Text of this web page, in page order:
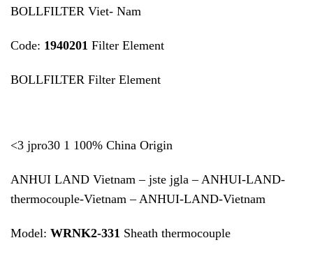
BOLLFILTER Viet- Nam
Code: 1940201 Filter Element
BOLLFILTER Filter Element
<3 jpro30 1 100% China Origin
ANHUI LAND Vietnam – jste jgla – ANHUI-LAND-
thermocouple-Vietnam – ANHUI-LAND-Vietnam
Model: WRNK2-331 Sheath thermocouple